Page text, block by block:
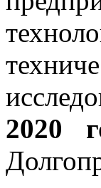
2020